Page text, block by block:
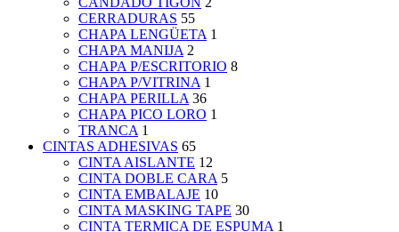
CERRADURAS 55
CHAPA LENGÜETA 1
CHAPA MANIJA 2
CHAPA P/ESCRITORIO 8
CHAPA P/VITRINA 1
CHAPA PERILLA 36
CHAPA PICO LORO 1
TRANCA 1
CINTAS ADHESIVAS 65
CINTA AISLANTE 12
CINTA DOBLE CARA 5
CINTA EMBALAJE 10
CINTA MASKING TAPE 30
CINTA TERMICA DE ESPUMA 1